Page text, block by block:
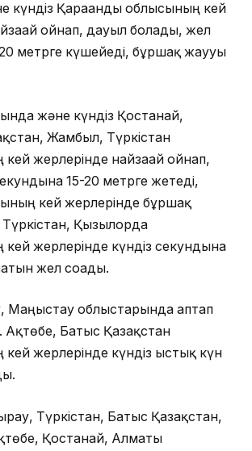
күндіз Қарағанды облысының кей
ойнап, дауыл болады, жел
метрге күшейеді, бұршақ жаууы
және күндіз Қостанай,
Жамбыл, Түркістан
жерлерінде найзағай ойнап,
15-20 метрге жетеді,
кей жерлерінде бұршақ
Қызылорда
жерлерінде күндіз секундына
жел соғады.
Маңғыстау облыстарында аптап
Батыс Қазақстан
жерлерінде күндіз ыстық күн
Түркістан, Батыс Қазақстан,
Қостанай, Алматы